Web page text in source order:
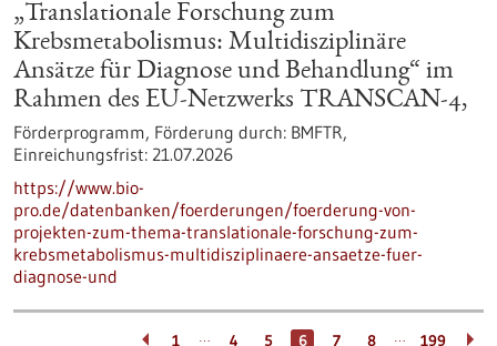
„Translationale Forschung zum
Krebsmetabolismus: Multidisziplinäre
Ansätze für Diagnose und Behandlung“ im
Rahmen des EU-Netzwerks TRANSCAN-4,
Förderprogramm, Förderung durch: BMFTR,
Einreichungsfrist: 21.07.2026
https://www.bio-
pro.de/datenbanken/foerderungen/foerderung-von-
projekten-zum-thema-translationale-forschung-zum-
krebsmetabolismus-multidisziplinaere-ansaetze-fuer-
diagnose-und
1 … 4 5 6 7 8 … 199